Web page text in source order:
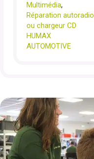
Multimédia,
Réparation autoradio
ou chargeur CD
HUMAX
AUTOMOTIVE